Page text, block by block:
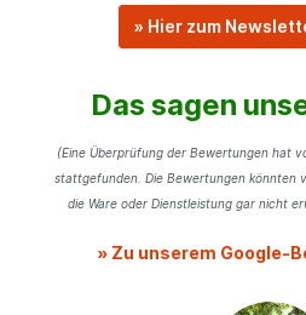
» Hier zum
Das sagen
(Eine Überprüfung der Bewertungen hat
stattgefunden. Die Bewertungen könnten
die Ware oder Dienstleistung gar nicht
» Zu unserem Google-